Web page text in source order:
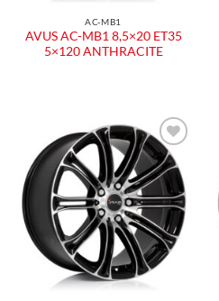
AC-MB1
AVUS AC-MB1 8,5×20 ET35
5×120 ANTHRACITE
Aggiungi
alla lista
dei
desideri